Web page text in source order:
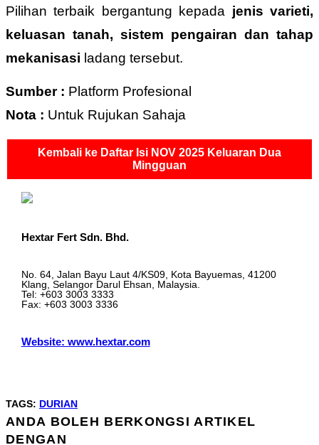
Pilihan terbaik bergantung kepada jenis varieti,
keluasan tanah, sistem pengairan dan tahap
mekanisasi ladang tersebut.
Sumber : Platform Profesional
Nota : Untuk Rujukan Sahaja
Kembali ke Daftar Isi NOV 2025 Keluaran Dua
Mingguan
Hextar Fert Sdn. Bhd.
No. 64, Jalan Bayu Laut 4/KS09, Kota Bayuemas, 41200
Klang, Selangor Darul Ehsan, Malaysia.
Tel: +603 3003 3333
Fax: +603 3003 3336
Website: www.hextar.com
TAGS: DURIAN
ANDA BOLEH BERKONGSI ARTIKEL
DENGAN